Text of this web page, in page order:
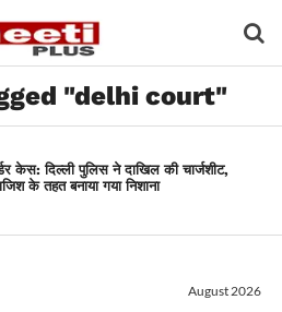
"delhi court"
केस: दिल्ली पुलिस ने दाखिल की चार्जशीट,
के तहत बनाया गया निशाना
August 2026